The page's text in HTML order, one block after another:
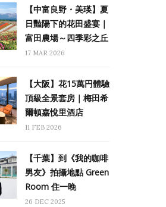
【中富良野・美瑛】夏
日豔陽下的花田盛宴｜
富田農場～四季彩之丘
17 MAR 2026
【大阪】花15萬円體驗
頂級全景套房｜梅田希
爾頓嘉悅里酒店
11 FEB 2026
【千葉】到《我的咖啡
男友》拍攝地點 Green
Room 住一晚
26 DEC 2025